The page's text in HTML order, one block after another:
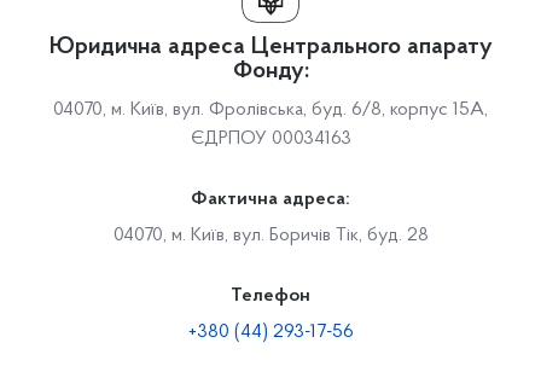
Юридична адреса Центрального апарату
Фонду:
04070, м. Київ, вул. Фролівська, буд. 6/8, корпус 15А,
ЄДРПОУ 00034163
Фактична адреса:
04070, м. Київ, вул. Боричів Тік, буд. 28
Телефон
+380 (44) 293-17-56